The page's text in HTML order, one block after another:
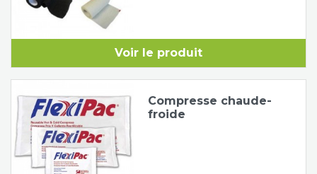
Voir le produit
Compresse chaude-
froide